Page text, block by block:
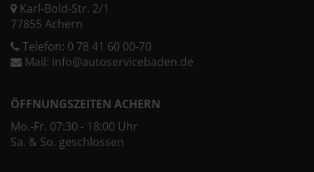
Karl-Bold-Str. 2/1
77855 Achern
Telefon: 0 78 41 60 00-70
Mail: info@autoservicebaden.de
ÖFFNUNGSZEITEN ACHERN
Mo.-Fr. 07:30 - 18:00 Uhr
Sa. & So. geschlossen